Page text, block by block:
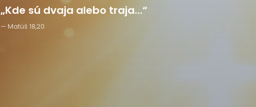
„Kde sú dvaja alebo traja…“
Matúš 18,20